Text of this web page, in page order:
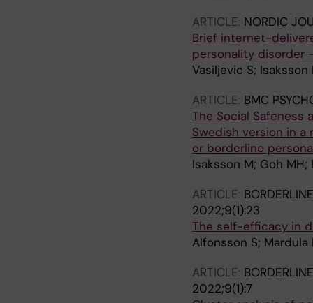
ARTICLE: NORDIC
Brief internet-
personality disorder
Vasiljevic S;
ARTICLE: BMC
The Social Safeness
Swedish version in
or borderline
Isaksson M; Goh
ARTICLE:
2022;9(1):23
The self-efficacy in
Alfonsson S;
ARTICLE:
2022;9(1):7